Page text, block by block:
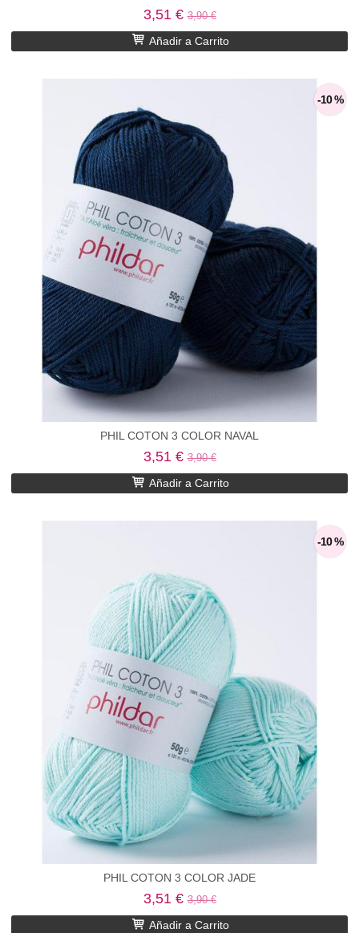
3,51 €3,90 €
Añadir a Carrito
-10 %
PHIL COTON 3 COLOR NAVAL
3,51 €3,90 €
Añadir a Carrito
-10 %
PHIL COTON 3 COLOR JADE
3,51 €3,90 €
Añadir a Carrito